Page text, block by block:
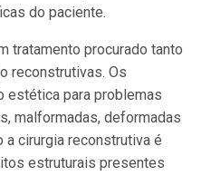
do paciente.
tratamento procurado tanto
reconstrutivas. Os
estética para problemas
malformadas, deformadas
a cirurgia reconstrutiva é
estruturais presentes